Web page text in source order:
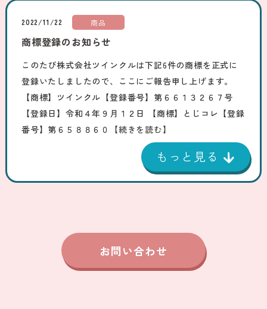
2022/11/22 商品
商標登録のお知らせ
このたび株式会社ツインクルは下記6件の商標を正式に
登録いたしましたので、ここにご報告申し上げます。
【商標】ツインクル【登録番号】第６６１３２６７号
【登録日】令和４年９月１２日 【商標】とじコレ【登録
番号】第６５８８６０
【続きを読む】
お問い合わせ